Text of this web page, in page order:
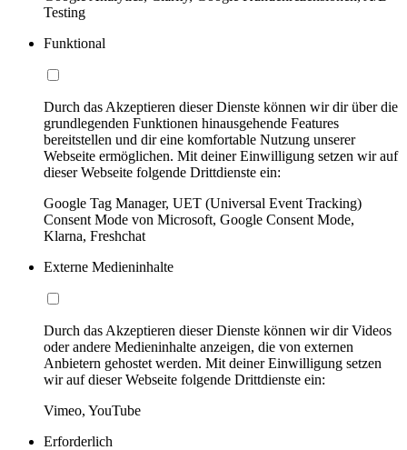
Testing
Funktional
Durch das Akzeptieren dieser Dienste können wir dir über die
grundlegenden Funktionen hinausgehende Features
bereitstellen und dir eine komfortable Nutzung unserer
Webseite ermöglichen. Mit deiner Einwilligung setzen wir auf
dieser Webseite folgende Drittdienste ein:
Google Tag Manager, UET (Universal Event Tracking)
Consent Mode von Microsoft, Google Consent Mode,
Klarna, Freshchat
Externe Medieninhalte
Durch das Akzeptieren dieser Dienste können wir dir Videos
oder andere Medieninhalte anzeigen, die von externen
Anbietern gehostet werden. Mit deiner Einwilligung setzen
wir auf dieser Webseite folgende Drittdienste ein:
Vimeo, YouTube
Erforderlich